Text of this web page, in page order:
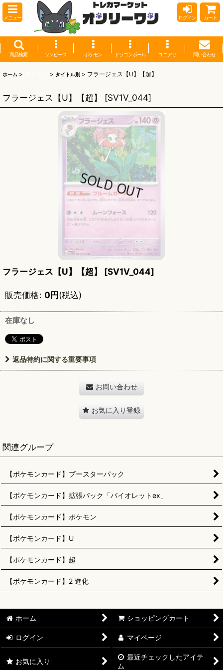
メニュー ログイン カート
商品検索 ワンピース ポケモン ドラゴンボール ユニアリ 問い合わせ
ホーム > > タイトル別 > フラージェス【U】【超】
フラージェス【U】【超】 [SV1V_044]
フラージェス【U】【超】 [SV1V_044]
販売価格: 0円(税込)
在庫なし
返品特約に関する重要事項
お問い合わせ
お気に入り登録
関連グループ
【ポケモンカード】ブースターパック
【ポケモンカード】拡張パック「バイオレットex」
【ポケモンカード】ポケモン
【ポケモンカード】U
【ポケモンカード】超
【ポケモンカード】2 進化
ホーム ショッピングカート
ログイン マイページ
お気に入り
最近チェックしたアイテ
ム